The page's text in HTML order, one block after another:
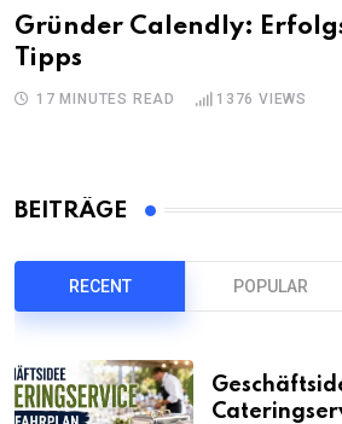
Gründer Calendly:
Tipps
17 MINUTES READ 1376 VIEWS
BEITRÄGE
RECENT POPULAR